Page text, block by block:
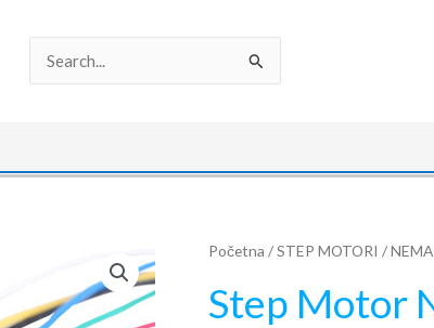
Search
Početna /STEP MOTORI /
Step Motor
Step
NEMA